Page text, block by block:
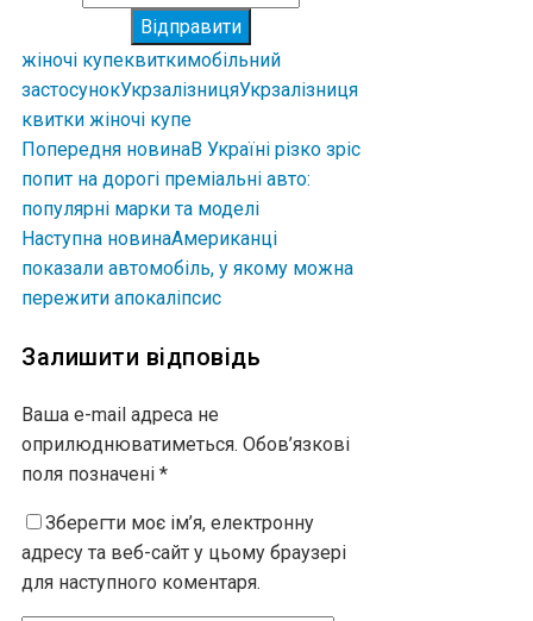
Відправити
жіночі купеквиткимобільний
застосунокУкрзалізницяУкрзалізниця
квитки жіночі купе
Попередня новинаВ Україні різко зріс
попит на дорогі преміальні авто:
популярні марки та моделі
Наступна новинаАмериканці
показали автомобіль, у якому можна
пережити апокаліпсис
Залишити відповідь
Ваша e-mail адреса не
оприлюднюватиметься. Обов’язкові
поля позначені *
Зберегти моє ім’я, електронну
адресу та веб-сайт у цьому браузері
для наступного коментаря.